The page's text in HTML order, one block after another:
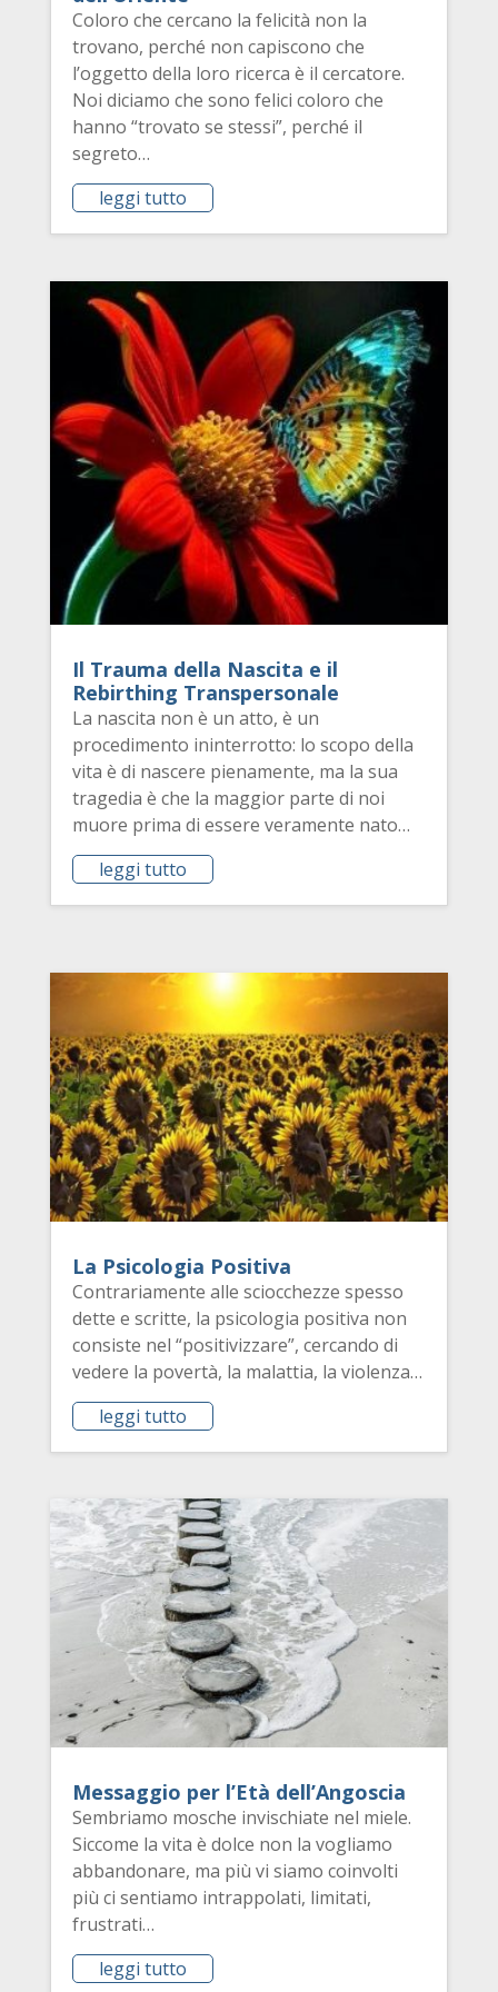
Coloro che cercano la felicità non la
trovano, perché non capiscono che
l’oggetto della loro ricerca è il cercatore.
Noi diciamo che sono felici coloro che
hanno “trovato se stessi”, perché il
segreto…
leggi tutto
Il Trauma della Nascita e il
Rebirthing Transpersonale
La nascita non è un atto, è un
procedimento ininterrotto: lo scopo della
vita è di nascere pienamente, ma la sua
tragedia è che la maggior parte di noi
muore prima di essere veramente nato…
leggi tutto
La Psicologia Positiva
Contrariamente alle sciocchezze spesso
dette e scritte, la psicologia positiva non
consiste nel “positivizzare”, cercando di
vedere la povertà, la malattia, la violenza…
leggi tutto
Messaggio per l’Età dell’Angoscia
Sembriamo mosche invischiate nel miele.
Siccome la vita è dolce non la vogliamo
abbandonare, ma più vi siamo coinvolti
più ci sentiamo intrappolati, limitati,
frustrati…
leggi tutto